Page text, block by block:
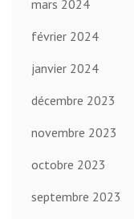
mars 2024
février 2024
janvier 2024
décembre 2023
novembre 2023
octobre 2023
septembre 2023